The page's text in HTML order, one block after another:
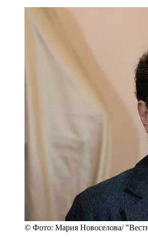
© Фото: Мария Новоселова/